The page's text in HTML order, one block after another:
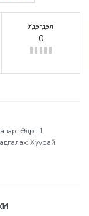
Үлдэгдэл
0
Өдөрт 1
Хуурай